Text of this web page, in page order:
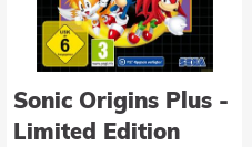
Sonic Origins Plus -
Limited Edition